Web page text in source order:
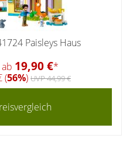
Paisleys Haus
19,90 €*
(56%) UVP 44,99 €